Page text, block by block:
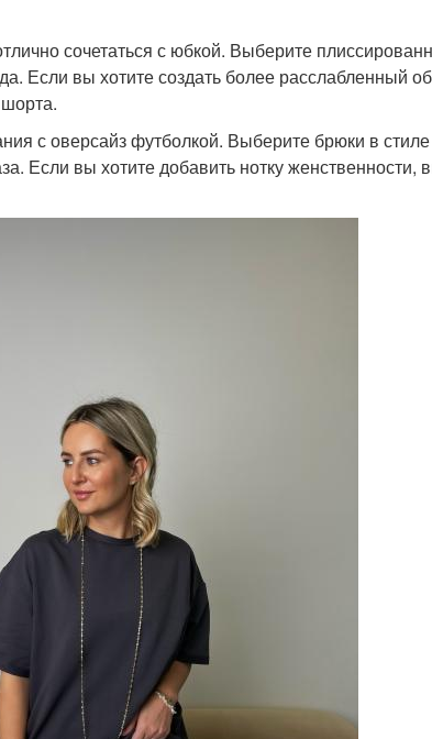
сочетаться с юбкой. Выберите
Если вы хотите создать более расслабленный
с оверсайз футболкой. Выберите брюки в
Если вы хотите добавить нотку женственности,